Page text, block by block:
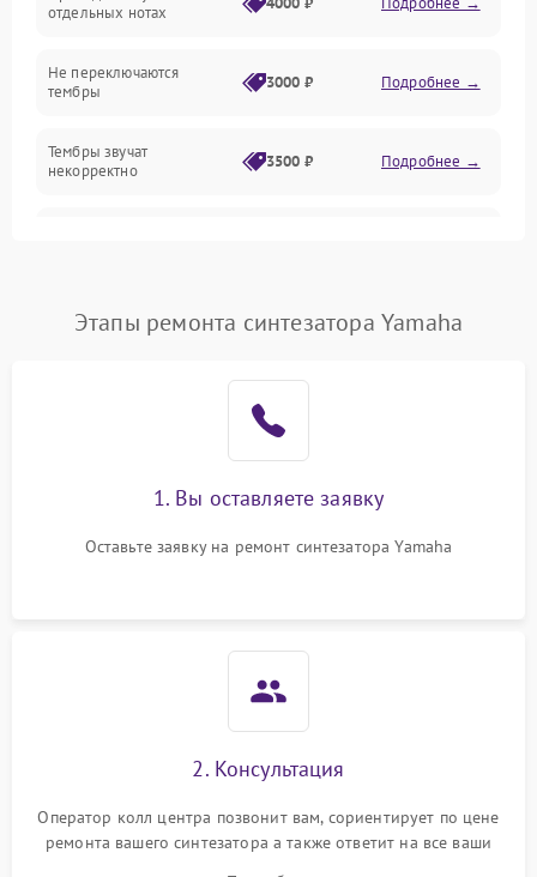
Оптика
Электроника
отдельных нотах
Не переключаются
тембры
3000 ₽ Подробнее →
Тембры звучат
некорректно
3500 ₽ Подробнее →
Этапы ремонта синтезатора Yamaha
1. Вы оставляете заявку
Оставьте заявку на ремонт синтезатора Yamaha
2. Консультация
Оператор колл центра позвонит вам, сориентирует по цене
ремонта вашего синтезатора а также ответит на все ваши